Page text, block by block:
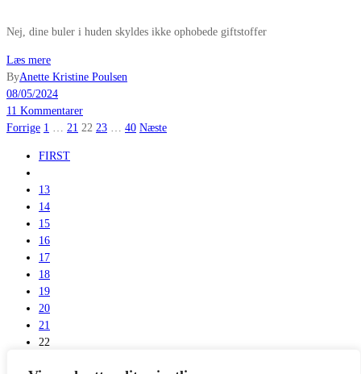
Nej, dine buler i huden skyldes ikke ophobede giftstoffer
Læs mere
ByAnette Kristine Poulsen
08/05/2024
11 Kommentarer
Indlægsinddeling
Forrige 1 21 22 23 40 Næste
FIRST
13
14
15
16
17
18
19
20
21
22